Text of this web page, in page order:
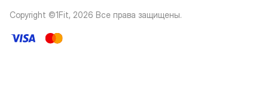
Copyright ©1Fit, 2026 Все права защищены.